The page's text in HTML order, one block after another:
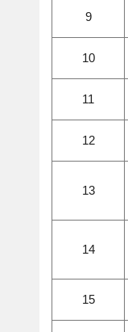
9
10
11
12
13
14
15